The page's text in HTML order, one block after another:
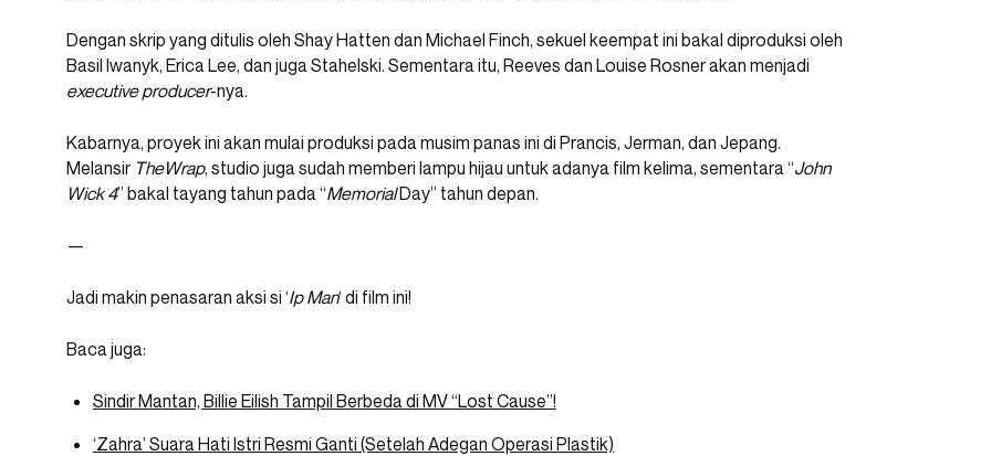
Dengan skrip yang ditulis oleh Shay Hatten dan Michael Finch, sekuel keempat ini bakal diproduksi oleh
Basil Iwanyk, Erica Lee, dan juga Stahelski. Sementara itu, Reeves dan Louise Rosner akan menjadi
executive producer-nya.
Kabarnya, proyek ini akan mulai produksi pada musim panas ini di Prancis, Jerman, dan Jepang.
Melansir TheWrap, studio juga sudah memberi lampu hijau untuk adanya film kelima, sementara “John
Wick4” bakal tayang tahun pada “MemorialDay” tahun depan.
—
Jadi makin penasaran aksi si ‘Ip Man‘ di film ini!
Baca juga:
Sindir Mantan, Billie Eilish Tampil Berbeda di MV “Lost Cause”!
‘Zahra’ Suara Hati Istri Resmi Ganti (Setelah Adegan Operasi Plastik)